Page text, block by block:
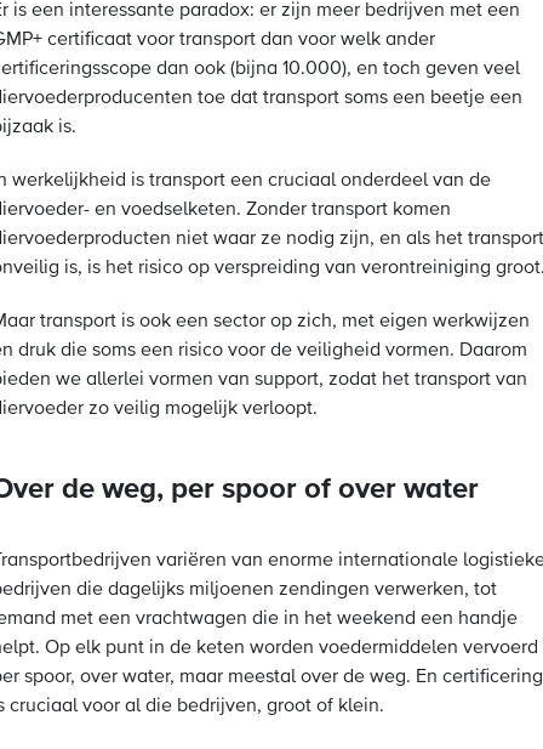
is een interessante paradox: er zijn meer bedrijven met een
certificaat voor transport dan voor welk ander
dan ook (bijna 10.000), en toch geven veel
toe dat transport soms een beetje een
is.
werkelijkheid is transport een cruciaal onderdeel van de
en voedselketen. Zonder transport komen
niet waar ze nodig zijn, en als het transport
is, is het risico op verspreiding van verontreiniging groot.
transport is ook een sector op zich, met eigen werkwijzen
druk die soms een risico voor de veiligheid vormen. Daarom
we allerlei vormen van support, zodat het transport van
zo veilig mogelijk verloopt.
de weg, per spoor of over water
variëren van enorme internationale
die dagelijks miljoenen zendingen verwerken, tot
met een vrachtwagen die in het weekend een handje
Op elk punt in de keten worden voedermiddelen vervoerd
spoor, over water, maar meestal over de weg. En certificering
cruciaal voor al die bedrijven, groot of klein.